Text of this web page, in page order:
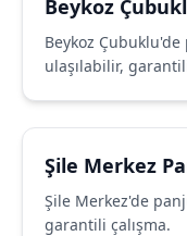
Beykoz
Beykoz
ulaşılabilir,
Şile Merkez
Şile Merkez'de
garantili çalışma.